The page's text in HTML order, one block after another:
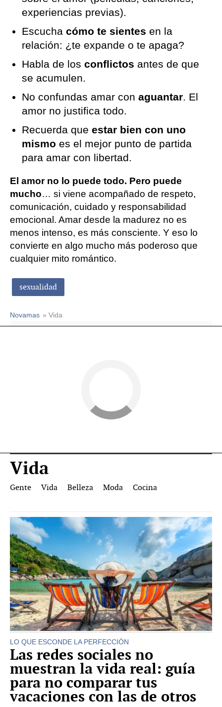
experiencias previas).
Escucha cómo te sientesen la
relación: ¿te expande o te apaga?
Habla de losconflictos antes de que
se acumulen.
No confundas amar conaguantar. El
amor no justifica todo.
Recuerda que estar bien con uno
mismoes el mejor punto de partida
para amar con libertad.
El amor no lo puede todo. Pero puede
mucho… si viene acompañado de respeto,
comunicación, cuidado y responsabilidad
emocional. Amar desde la madurez no es
menos intenso, es más consciente. Y eso lo
convierte en algo mucho más poderoso que
cualquier mito romántico.
sexualidad
Novamas » Vida
Vida
Gente Vida Belleza Moda Cocina
LO QUE ESCONDE LA PERFECCIÓN
Las redes sociales no
muestran la vida real: guía
para no comparar tus
vacaciones con las de otros